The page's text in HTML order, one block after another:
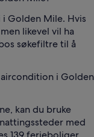
Golden Mile. Hvis
likevel vil ha
søkefiltre til å
i Golden
kan du bruke
med